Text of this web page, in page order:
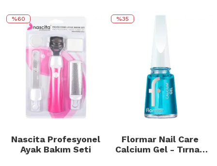
%60
Nascita Profesyonel
Ayak Bakım Seti
%35
Flormar Nail Care
Calcium Gel - Tırnak